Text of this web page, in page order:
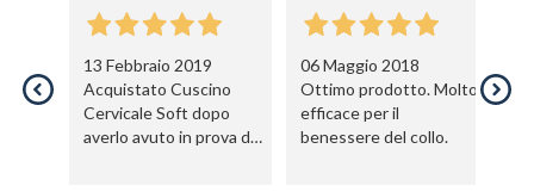
13 Febbraio 2019
Acquistato Cuscino
Cervicale Soft dopo
averlo avuto in prova da
06 Maggio 2018
Ottimo prodotto. Molto
efficace per il
benessere del collo.